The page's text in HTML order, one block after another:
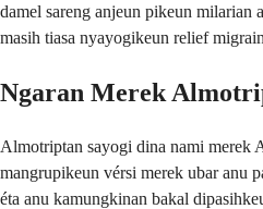
damel sareng anjeun pikeun milarian
masih tiasa nyayogikeun relief
Ngaran Merek
Almotriptan sayogi dina nami merek
mangrupikeun vérsi merek ubar anu
éta anu kamungkinan bakal